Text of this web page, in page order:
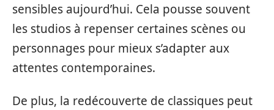
sensibles aujourd’hui. Cela pousse souvent
les studios à repenser certaines scènes ou
personnages pour mieux s’adapter aux
attentes contemporaines.
De plus, la redécouverte de classiques peut